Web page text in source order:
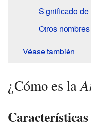
Significado de
Otros
Véase también
¿Cómo es la
Características